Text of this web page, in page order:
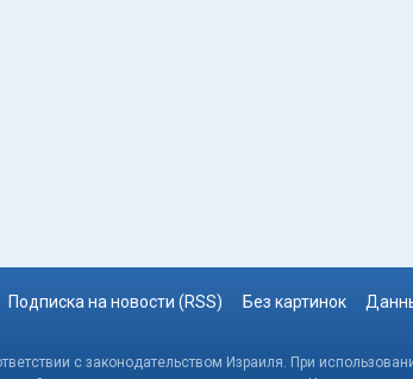
Подписка на новости (RSS) Без картинок
с законодательством Израиля. При